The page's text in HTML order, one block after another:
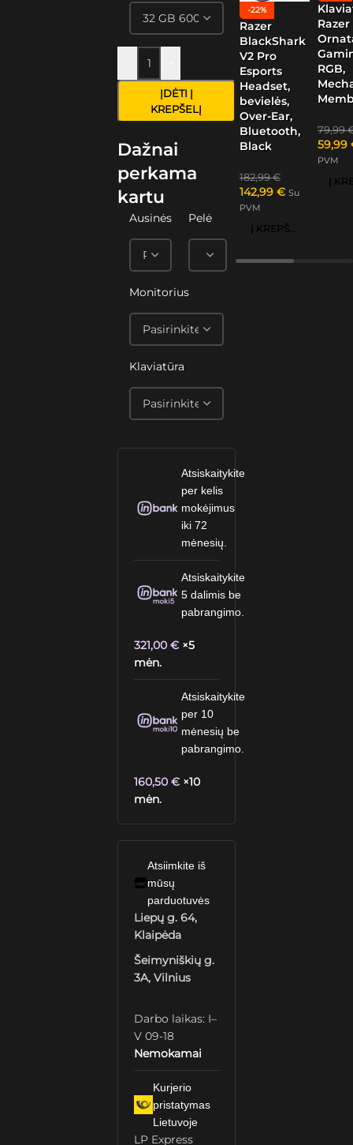
ĮDĖTI Į
KREPŠELĮ
Dažnai
perkama
kartu
Ausinės Pelė
Monitorius
Klaviatūra
Atsiskaitykite
per kelis
mokėjimus
iki 72
mėnesių.
Atsiskaitykite
5 dalimis be
pabrangimo.
321,00€ ×5
mėn.
Atsiskaitykite
per 10
mėnesių be
pabrangimo.
160,50€ ×10
mėn.
Atsiimkite iš
mūsų
parduotuvės
Liepų g. 64,
Klaipėda
Šeimyniškių g.
3A, Vilnius
Darbo laikas: I–
V 09-18
Nemokamai
Kurjerio
pristatymas
Lietuvoje
LP Express
-22%
Razer
BlackShark
V2 Pro
Esports
Headset,
bevielės,
Over-Ear,
Bluetooth,
Black
182,99€
142,99 € Su
PVM
Į KREPŠELĮ
Razer
RGB,
79,99
59,99
PVM